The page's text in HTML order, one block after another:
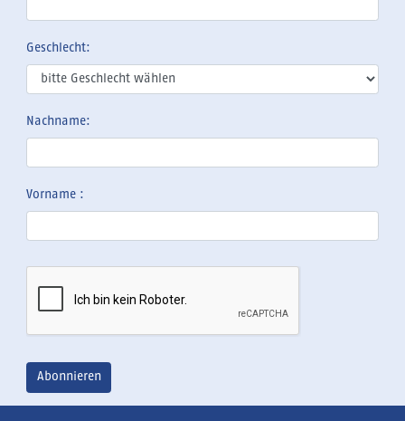
Geschlecht:
Nachname:
Vorname :